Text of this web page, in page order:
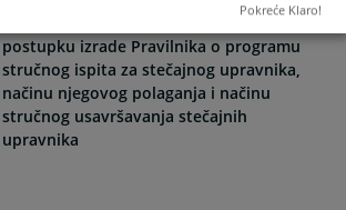
Obavještenje o konsultacijama u
postupku izrade Pravilnika o programu
stručnog ispita za stečajnog upravnika,
načinu njegovog polaganja i načinu
stručnog usavršavanja stečajnih
upravnika
Pokreće Klaro!